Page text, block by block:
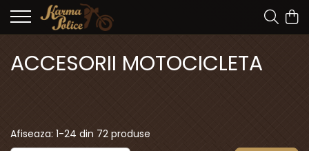
ACCESORII MOTOCICLETA
Afiseaza: 1-24 din 72 produse